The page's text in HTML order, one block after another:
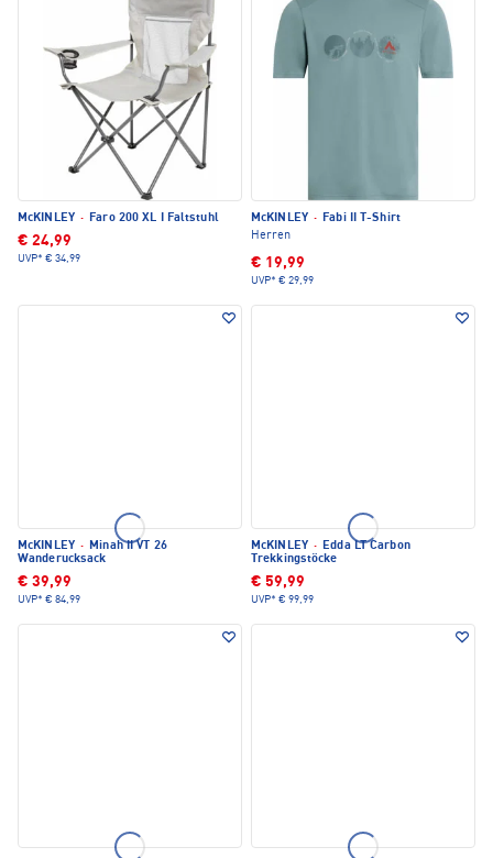
McKINLEY · Faro 200 XL I Faltstuhl
€ 24,99
UVP* € 34,99
McKINLEY · Fabi II T-Shirt
Herren
€ 19,99
UVP* € 29,99
McKINLEY · Minah II VT 26
Wanderucksack
€ 39,99
UVP* € 84,99
McKINLEY · Edda LT Carbon
Trekkingstöcke
€ 59,99
UVP* € 99,99